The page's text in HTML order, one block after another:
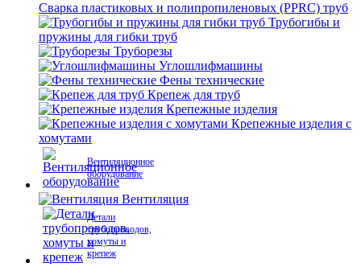
Сварка пластиковых и полипропиленовых (PPRC) труб
Трубогибы и
пружины для гибки труб
Труборезы
Углошлифмашины
Фены технические
Крепеж для труб
Крепежные изделия
Крепежные изделия с
хомутами
Вентиляционное
оборудование
Вентиляция
Детали
трубопроводов,
хомуты и
крепеж